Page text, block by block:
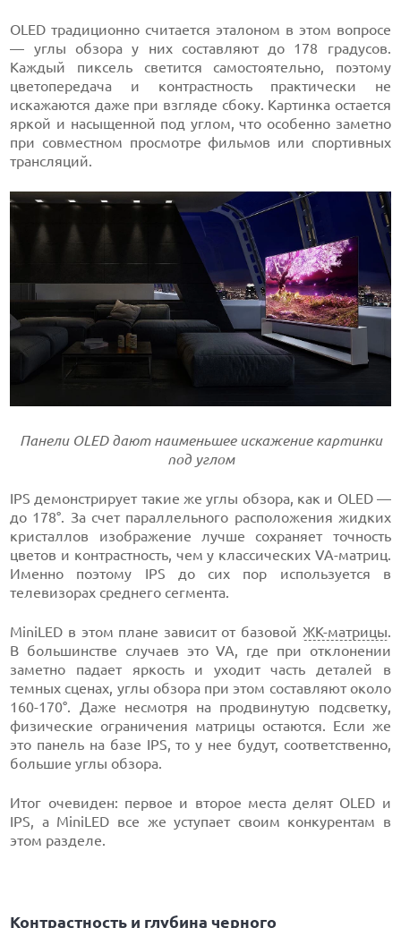
OLED традиционно считается эталоном в этом вопросе
— углы обзора у них составляют до 178 градусов.
Каждый пиксель светится самостоятельно, поэтому
цветопередача и контрастность практически не
искажаются даже при взгляде сбоку. Картинка остается
яркой и насыщенной под углом, что особенно заметно
при совместном просмотре фильмов или спортивных
трансляций.
Панели OLED дают наименьшее искажение картинки
под углом
IPS демонстрирует такие же углы обзора, как и OLED —
до 178°. За счет параллельного расположения жидких
кристаллов изображение лучше сохраняет точность
цветов и контрастность, чем у классических VA-матриц.
Именно поэтому IPS до сих пор используется в
телевизорах среднего сегмента.
MiniLED в этом плане зависит от базовой ЖК-матрицы
В большинстве случаев это VA, где при отклонении
заметно падает яркость и уходит часть деталей в
темных сценах, углы обзора при этом составляют около
160-170°. Даже несмотря на продвинутую подсветку,
физические ограничения матрицы остаются. Если же
это панель на базе IPS, то у нее будут, соответственно,
большие углы обзора.
Итог очевиден: первое и второе места делят OLED и
IPS, а MiniLED все же уступает своим конкурентам в
этом разделе.
Контрастность и глубина черного